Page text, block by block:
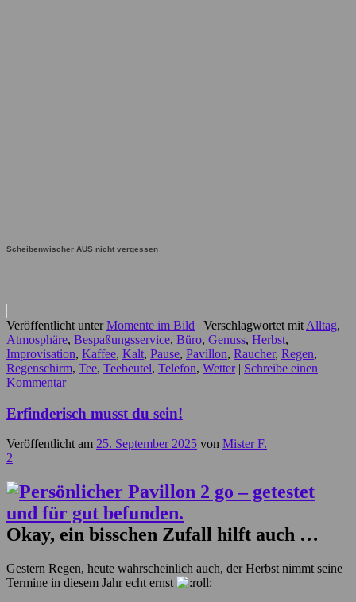
Scheibenwischer AUS nicht vergessen
Veröffentlicht unter Momente im Bild | Verschlagwortet mit Alltag,
Atmosphäre, Bespaßungsservice, Büro, Genuss, Herbst,
Improvisation, Kaffee, Kalt, Pause, Pavillon, Raucher, Regen,
Regenschirm, Tee, Teebeutel, Telefon, Wetter | Schreibe einen
Kommentar
Erfinderisch musst du sein!
Veröffentlicht am 25. September 2025 von Mister F.
2
Okay, ein bisschen Zufall hilft auch …
Gestern Regen, heute wahrscheinlich auch, der Herbst nimmt seine
Termine in diesem Jahr echt ernst